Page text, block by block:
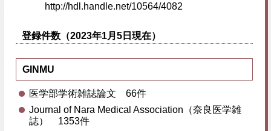
http://hdl.handle.net/10564/4082
登録件数（2023年1月5日現在）
GINMU
医学部学術雑誌論文 66件
Journal of Nara Medical Association（奈良医学雑
誌） 1353件